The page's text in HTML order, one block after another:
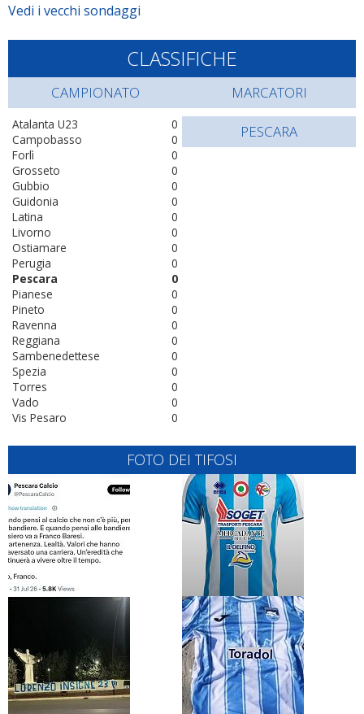
Vedi i vecchi sondaggi
CLASSIFICHE
CAMPIONATO
0
Atalanta U23
0
Campobasso
0
Forlì
0
Grosseto
0
Gubbio
0
Guidonia
0
Latina
0
Livorno
0
Ostiamare
0
Perugia
0
Pescara
0
Pianese
0
Pineto
0
Ravenna
0
Reggiana
0
Sambenedettese
0
Spezia
0
Torres
0
Vado
0
Vis Pesaro
MARCATORI
PESCARA
FOTO DEI TIFOSI